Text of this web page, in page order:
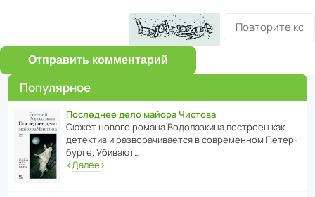
Отправить комментарий
Популярное
Последнее дело майора Чистова
Сюжет нового романа Водо­ла­з­кина пост­роен как
дете­ктив и разво­ра­чи­ва­ется в совре­менном Пете­р­
бурге. Убивают…
‹Далее›